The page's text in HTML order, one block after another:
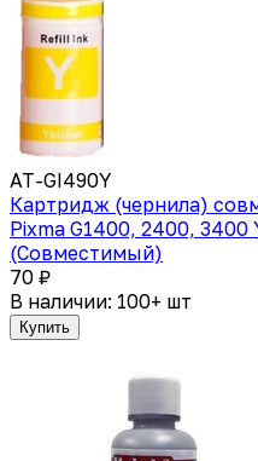
AT-GI490Y
Картридж (чернила)
Pixma G1400, 2400, 3400
(Совместимый)
70 ₽
В наличии: 100+ шт
Купить